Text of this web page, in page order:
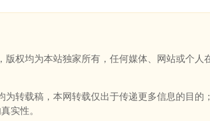
版权均为本站独家所有，任何媒体、网站或个
为转载稿，本网转载仅出于传递更多信息的目
实性。